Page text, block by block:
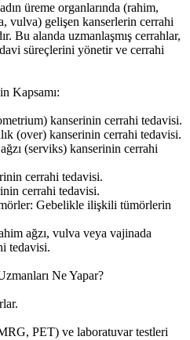
üreme organlarında (rahim,
vulva) gelişen kanserlerin cerrahi
Bu alanda uzmanlaşmış cerrahlar,
süreçlerini yönetir ve cerrahi
Kapsamı:
kanserinin cerrahi tedavisi.
(over) kanserinin cerrahi tedavisi.
(serviks) kanserinin cerrahi
cerrahi tedavisi.
cerrahi tedavisi.
Gebelikle ilişkili tümörlerin
ağzı, vulva veya vajinada
tedavisi.
Ne Yapar?
PET) ve laboratuvar testleri